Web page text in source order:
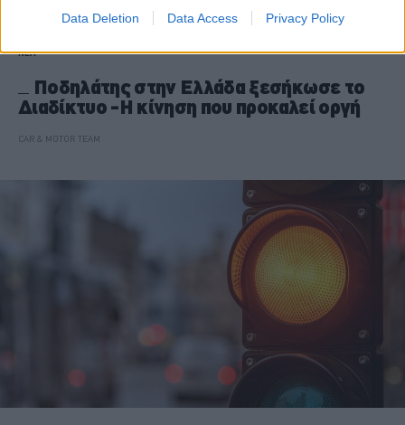
Data Deletion Data Access Privacy Policy
ΝΕΑ
Ποδηλάτης στην Ελλάδα ξεσήκωσε το
Διαδίκτυο -Η κίνηση που προκαλεί οργή
CAR & MOTOR TEAM